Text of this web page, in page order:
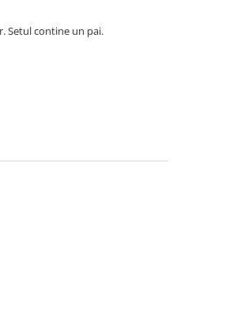
Setul contine un pai.